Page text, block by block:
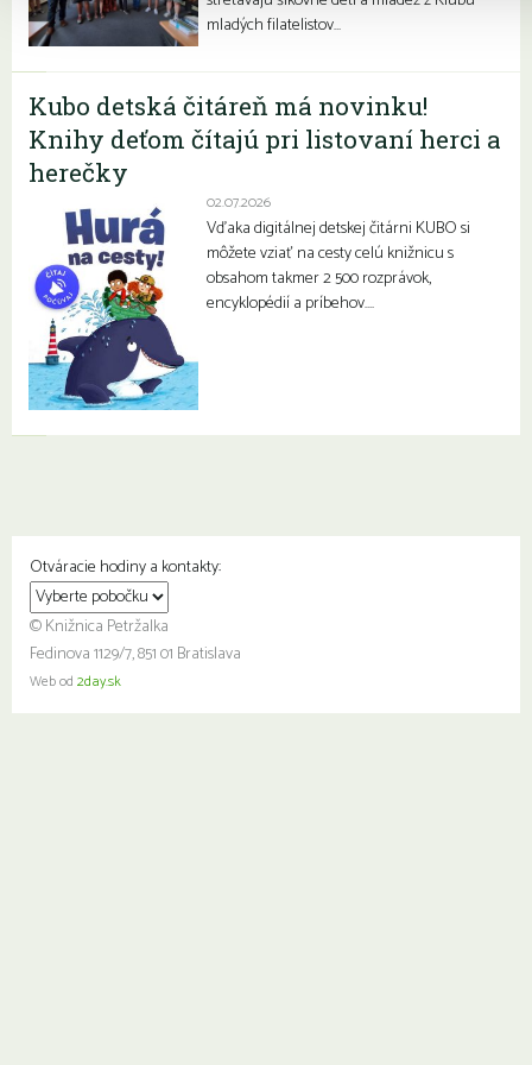
mladých filatelistov…
Kubo detská čitáreň má novinku!
Knihy deťom čítajú pri listovaní herci a
herečky
02.07.2026
Vďaka digitálnej detskej čitárni KUBO si
môžete vziať na cesty celú knižnicu s
obsahom takmer 2 500 rozprávok,
encyklopédií a príbehov….
Otváracie hodiny a kontakty:
© Knižnica Petržalka
Fedinova 1129/7, 851 01 Bratislava
Web od 2day.sk